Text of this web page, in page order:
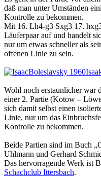
daß man unter Umständen
Kontrolle zu bekommen.
Mit 16. Lh4-g3 Sxg3 17.
Läuferpaar auf und handelt
nur um etwas schneller als
offenen Linie zu sein.
Wohl noch erstaunlicher war
einer 2. Partie (Kotow –
sich damit selbst einen
Linie, nur um das
Kontrolle zu bekommen.
Beide Partien sind im Buch
Uhlmann und Gerhard
Das hervorragende Werk ist
Schachclub Ittersbach.